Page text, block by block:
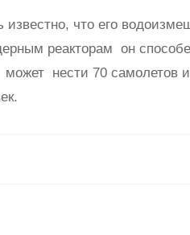
известно, что его
реакторам он
нести 70 самолетов и